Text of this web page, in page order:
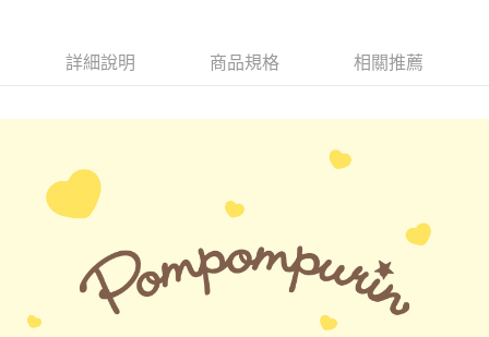
詳細說明 商品規格 相關推薦